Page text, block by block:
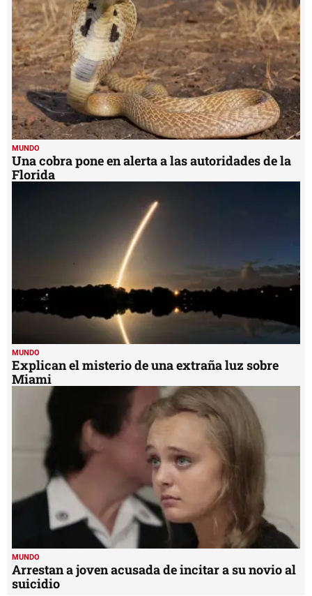
MUNDO
Una cobra pone en alerta a las autoridades de la
Florida
MUNDO
Explican el misterio de una extraña luz sobre
Miami
MUNDO
Arrestan a joven acusada de incitar a su novio al
suicidio